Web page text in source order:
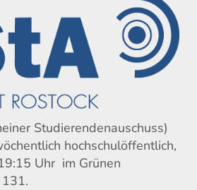
Studierendenauschuss)
hochschulöffentlich,
Uhr im Grünen